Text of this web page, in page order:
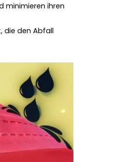
minimieren ihren
die den Abfall